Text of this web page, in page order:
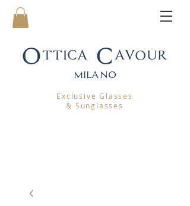
Ottica Cavour
milano
Exclusive Glasses
& Sunglasses